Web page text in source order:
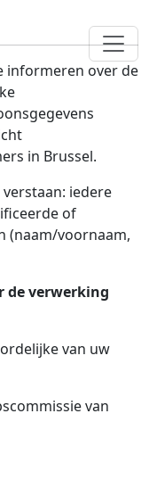
informeren over de
in Brussel.
iedere
of
(naam/voornaam,
de verwerking
van uw
van